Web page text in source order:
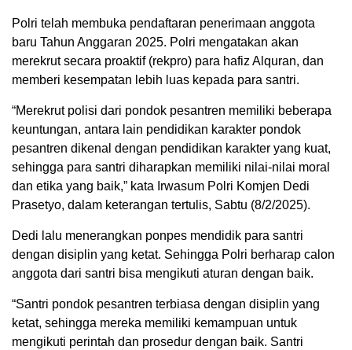
Polri telah membuka pendaftaran penerimaan anggota
baru Tahun Anggaran 2025. Polri mengatakan akan
merekrut secara proaktif (rekpro) para hafiz Alquran, dan
memberi kesempatan lebih luas kepada para santri.
“Merekrut polisi dari pondok pesantren memiliki beberapa
keuntungan, antara lain pendidikan karakter pondok
pesantren dikenal dengan pendidikan karakter yang kuat,
sehingga para santri diharapkan memiliki nilai-nilai moral
dan etika yang baik,” kata Irwasum Polri Komjen Dedi
Prasetyo, dalam keterangan tertulis, Sabtu (8/2/2025).
Dedi lalu menerangkan ponpes mendidik para santri
dengan disiplin yang ketat. Sehingga Polri berharap calon
anggota dari santri bisa mengikuti aturan dengan baik.
“Santri pondok pesantren terbiasa dengan disiplin yang
ketat, sehingga mereka memiliki kemampuan untuk
mengikuti perintah dan prosedur dengan baik. Santri